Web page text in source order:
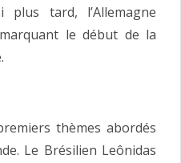
tard, l’Allemagne
le début de la
thèmes abordés
Le Brésilien Leônidas